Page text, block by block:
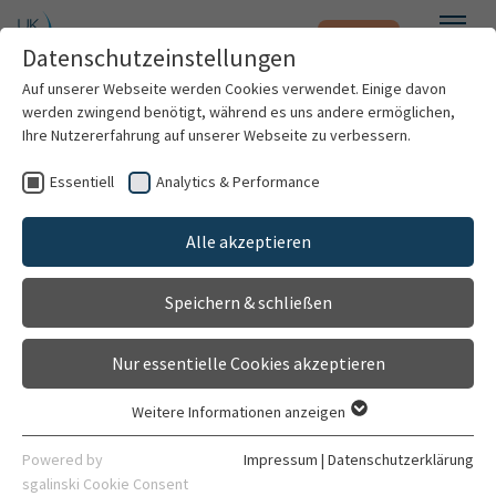
Zum Hauptinhalt springen Notfall
Patienten & Besucher
Kliniken & Institute
Forschung
Karriere
Manuel Kaes
Assistenzarzt
Neurochirurgische Klinik
Datenschutzeinstellungen
Auf unserer Webseite werden Cookies verwendet. Einige davon
werden zwingend benötigt, während es uns andere ermöglichen,
Ihre Nutzererfahrung auf unserer Webseite zu verbessern.
Essentiell Analytics & Performance
Alle akzeptieren
Speichern & schließen
Nur essentielle Cookies akzeptieren
Essentielle Cookies werden für grundlegende Funktionen der
Webseite benötigt. Dadurch ist gewährleistet, dass die
Weitere Informationen anzeigen
Powered by
sgalinski Cookie Consent
Impressum | Datenschutzerklärung